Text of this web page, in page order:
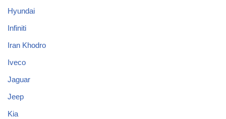
Hyundai
Infiniti
Iran Khodro
Iveco
Jaguar
Jeep
Kia